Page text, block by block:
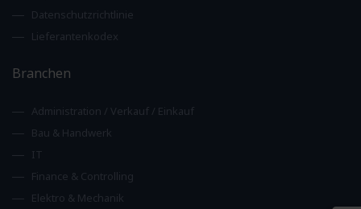
Datenschutzrichtlinie
Lieferantenkodex
Branchen
Administration / Verkauf / Einkauf
Bau & Handwerk
IT
Finance & Controlling
Elektro & Mechanik